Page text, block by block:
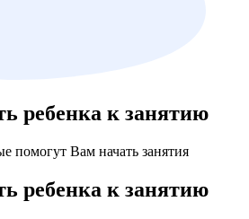
ребенка к занятию
помогут Вам начать занятия
ребенка к занятию